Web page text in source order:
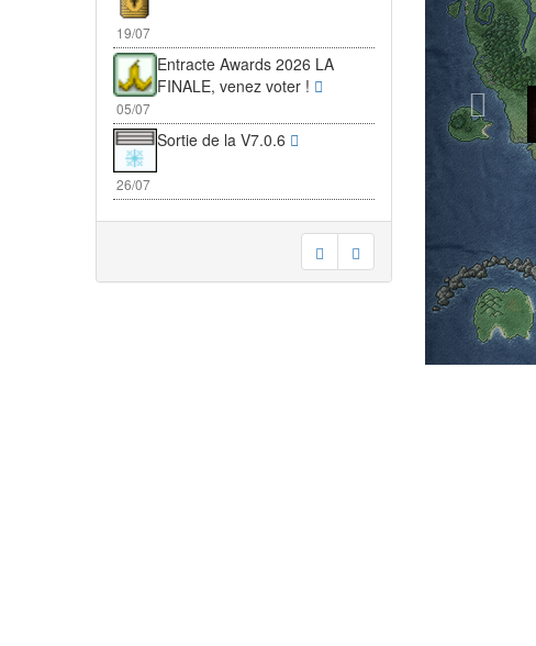
19/07
05/07
Entracte Awards 2026 LA
FINALE, venez voter !
26/07
Sortie de la V7.0.6